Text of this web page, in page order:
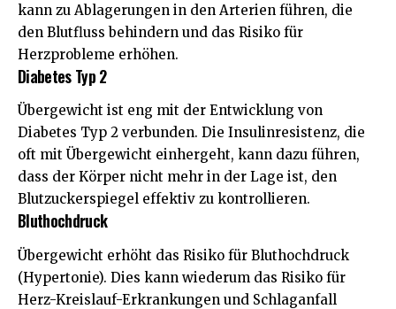
kann zu Ablagerungen in den Arterien führen, die
den Blutfluss behindern und das Risiko für
Herzprobleme erhöhen.
Diabetes Typ 2
Übergewicht ist eng mit der Entwicklung von
Diabetes Typ 2 verbunden. Die Insulinresistenz, die
oft mit Übergewicht einhergeht, kann dazu führen,
dass der Körper nicht mehr in der Lage ist, den
Blutzuckerspiegel effektiv zu kontrollieren.
Bluthochdruck
Übergewicht erhöht das Risiko für Bluthochdruck
(Hypertonie). Dies kann wiederum das Risiko für
Herz-Kreislauf-Erkrankungen und Schlaganfall